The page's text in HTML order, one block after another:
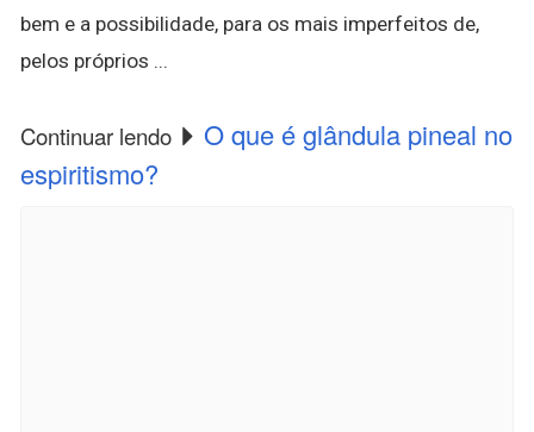
bem e a possibilidade, para os mais imperfeitos de,
pelos próprios ...
Continuar lendo
O que é glândula pineal no
espiritismo?